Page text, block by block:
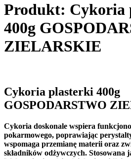
Produkt: Cykoria
400g
ZIELARSKIE
Cykoria plasterki 400g
GOSPODARSTWO
Cykoria doskonale wspiera
pokarmowego, poprawiając
wspomaga przemianę materii oraz
składników odżywczych.